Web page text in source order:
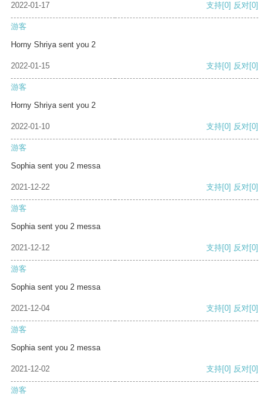
2022-01-17 支持[0] 反对[0]
游客
Horny Shriya sent you 2
2022-01-15 支持[0] 反对[0]
游客
Horny Shriya sent you 2
2022-01-10 支持[0] 反对[0]
游客
Sophia sent you 2 messa
2021-12-22 支持[0] 反对[0]
游客
Sophia sent you 2 messa
2021-12-12 支持[0] 反对[0]
游客
Sophia sent you 2 messa
2021-12-04 支持[0] 反对[0]
游客
Sophia sent you 2 messa
2021-12-02 支持[0] 反对[0]
游客